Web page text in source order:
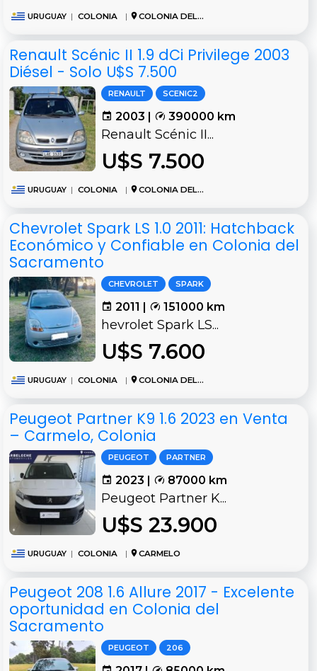
URUGUAY | COLONIA | COLONIA DEL SACRAMENTO
Renault Scénic II 1.9 dCi Privilege 2003
Diésel - Solo U$S 7.500
RENAULT SCENIC2
2003 | 390000 km
Renault Scénic II...
U$S 7.500
URUGUAY | COLONIA | COLONIA DEL SACRAMENTO
Chevrolet Spark LS 1.0 2011: Hatchback
Económico y Confiable en Colonia del
Sacramento
CHEVROLET SPARK
2011 | 151000 km
hevrolet Spark LS...
U$S 7.600
URUGUAY | COLONIA | COLONIA DEL SACRAMENTO
Peugeot Partner K9 1.6 2023 en Venta
– Carmelo, Colonia
PEUGEOT PARTNER
2023 | 87000 km
Peugeot Partner K...
U$S 23.900
URUGUAY | COLONIA | CARMELO
Peugeot 208 1.6 Allure 2017 - Excelente
oportunidad en Colonia del
Sacramento
PEUGEOT 206